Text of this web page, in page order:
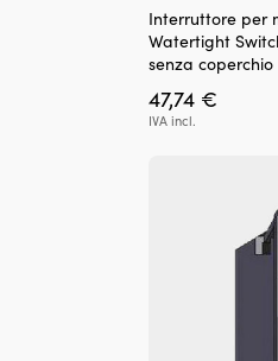
Interruttore per
Watertight
senza coperchio
47,74 €
IVA incl.